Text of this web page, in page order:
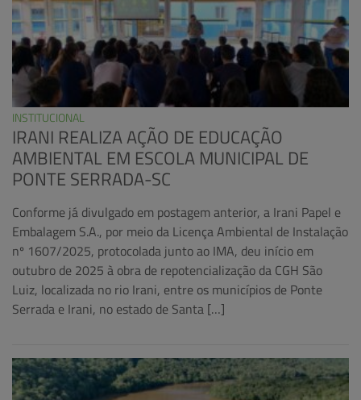
INSTITUCIONAL
IRANI REALIZA AÇÃO DE EDUCAÇÃO
AMBIENTAL EM ESCOLA MUNICIPAL DE
PONTE SERRADA-SC
Conforme já divulgado em postagem anterior, a Irani Papel e
Embalagem S.A., por meio da Licença Ambiental de Instalação
nº 1607/2025, protocolada junto ao IMA, deu início em
outubro de 2025 à obra de repotencialização da CGH São
Luiz, localizada no rio Irani, entre os municípios de Ponte
Serrada e Irani, no estado de Santa […]